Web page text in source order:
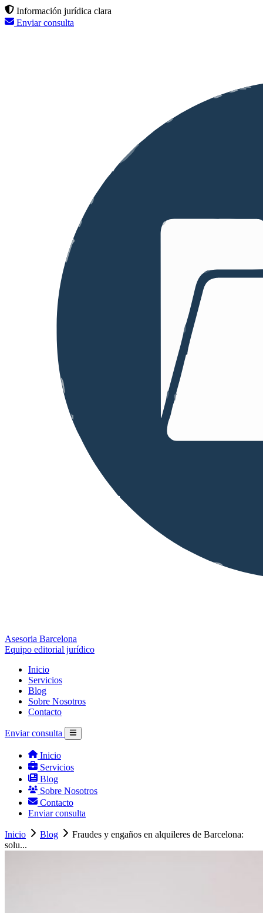
Información jurídica clara
Enviar consulta
Asesoria Barcelona
Equipo editorial jurídico
Inicio
Servicios
Blog
Sobre Nosotros
Contacto
Enviar consulta
Inicio
Servicios
Blog
Sobre Nosotros
Contacto
Enviar consulta
Inicio Blog
Fraudes y engaños en alquileres de Barcelona:
solu...